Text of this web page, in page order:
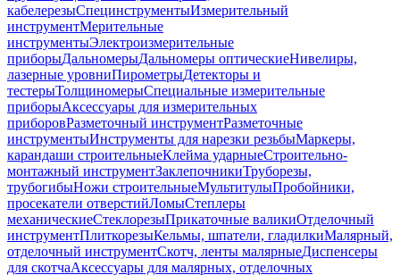
кабелерезыСпецинструментыИзмерительный
инструментМерительные
инструментыЭлектроизмерительные
приборыДальномерыДальномеры оптическиеНивелиры,
лазерные уровниПирометрыДетекторы и
тестерыТолщиномерыСпециальные измерительные
приборыАксессуары для измерительных
приборовРазметочный инструментРазметочные
инструментыИнструменты для нарезки резьбыМаркеры,
карандаши строительныеКлейма ударныеСтроительно-
монтажный инструментЗаклепочникиТруборезы,
трубогибыНожи строительныеМультитулыПробойники,
просекатели отверстийЛомыСтеплеры
механическиеСтеклорезыПрикаточные валикиОтделочный
инструментПлиткорезыКельмы, шпатели, гладилкиМалярный,
отделочный инструментСкотч, ленты малярныеДиспенсеры
для скотчаАксессуары для малярных, отделочных